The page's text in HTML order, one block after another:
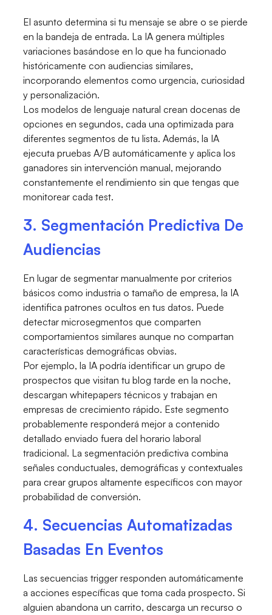
El asunto determina si tu mensaje se abre o se pierde
en la bandeja de entrada. La IA genera múltiples
variaciones basándose en lo que ha funcionado
históricamente con audiencias similares,
incorporando elementos como urgencia, curiosidad
y personalización.
Los modelos de lenguaje natural crean docenas de
opciones en segundos, cada una optimizada para
diferentes segmentos de tu lista. Además, la IA
ejecuta pruebas A/B automáticamente y aplica los
ganadores sin intervención manual, mejorando
constantemente el rendimiento sin que tengas que
monitorear cada test.
3. Segmentación Predictiva De
Audiencias
En lugar de segmentar manualmente por criterios
básicos como industria o tamaño de empresa, la IA
identifica patrones ocultos en tus datos. Puede
detectar microsegmentos que comparten
comportamientos similares aunque no compartan
características demográficas obvias.
Por ejemplo, la IA podría identificar un grupo de
prospectos que visitan tu blog tarde en la noche,
descargan whitepapers técnicos y trabajan en
empresas de crecimiento rápido. Este segmento
probablemente responderá mejor a contenido
detallado enviado fuera del horario laboral
tradicional. La segmentación predictiva combina
señales conductuales, demográficas y contextuales
para crear grupos altamente específicos con mayor
probabilidad de conversión.
4. Secuencias Automatizadas
Basadas En Eventos
Las secuencias trigger responden automáticamente
a acciones específicas que toma cada prospecto. Si
alguien abandona un carrito, descarga un recurso o